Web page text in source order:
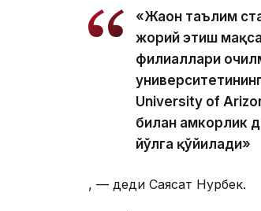
«Жаҳон таълим
жорий этиш
филиаллари
University of
билан ҳамкорлик
йўлга қўйилади»
, — деди Саясат Нурбек.